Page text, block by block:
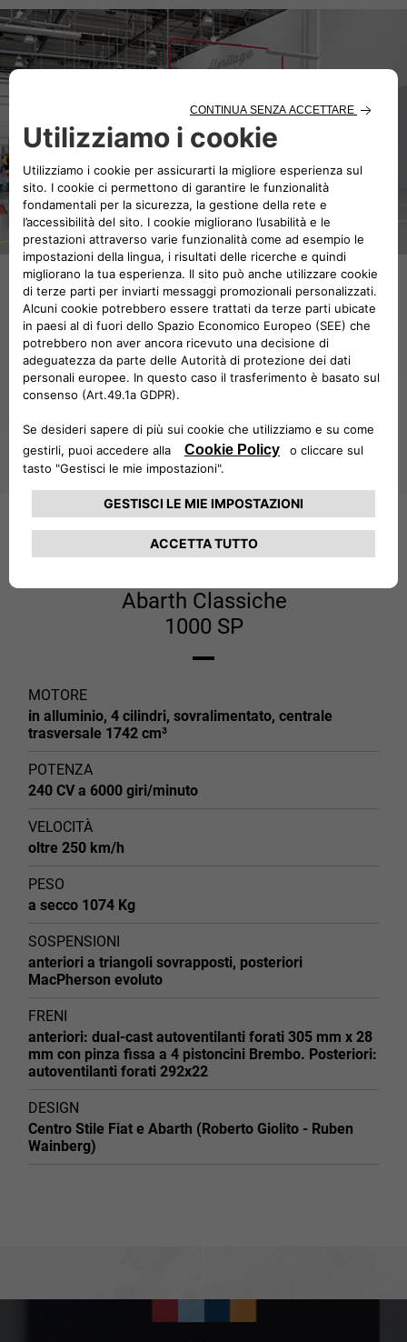
Abarth Classiche
1000 SP
MOTORE
in alluminio, 4 cilindri, sovralimentato, centrale
trasversale 1742 cm³
POTENZA
240 CV a 6000 giri/minuto
VELOCITÀ
oltre 250 km/h
PESO
a secco 1074 Kg
SOSPENSIONI
anteriori a triangoli sovrapposti, posteriori
MacPherson evoluto
FRENI
anteriori: dual-cast autoventilanti forati 305 mm x 28
mm con pinza fissa a 4 pistoncini Brembo. Posteriori:
autoventilanti forati 292x22
DESIGN
Centro Stile Fiat e Abarth (Roberto Giolito - Ruben
Wainberg)